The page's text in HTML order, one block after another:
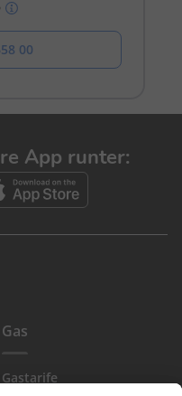
00
App runter:
Gas
Gastarife